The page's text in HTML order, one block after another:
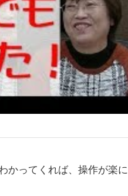
かってくれば、操作が楽に